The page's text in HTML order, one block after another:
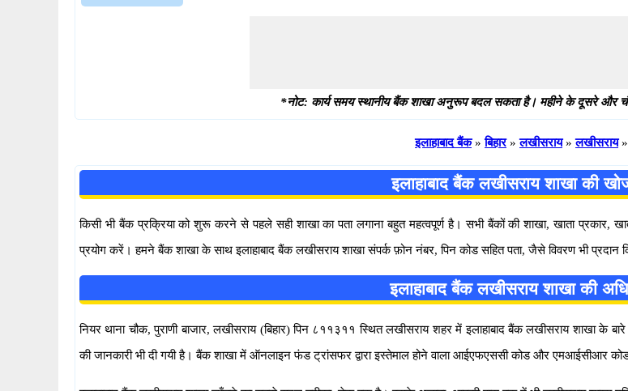
*नोट: कार्य समय स्थानीय बैंक शाखा अनुरूप बदल सकता है। महीने के दूसरे और
इलाहाबाद बैंक » बिहार » लखीसराय » लखीसराय »
इलाहाबाद बैंक लखीसराय शाखा की
किसी भी बैंक प्रक्रिया को शुरू करने से पहले सही शाखा का पता लगाना बहुत महत्वपूर्ण है। सभी बैंकों की शाखा, खाता
प्रयोग करें। हमने बैंक शाखा के साथ इलाहाबाद बैंक लखीसराय शाखा संपर्क फ़ोन नंबर, पिन कोड सहित पता, जैसे विवरण भी प्रदान
इलाहाबाद बैंक लखीसराय शाखा की
नियर थाना चौक, पुराणी बाजार, लखीसराय (बिहार) पिन ८११३११ स्थित लखीसराय शहर में इलाहाबाद बैंक लखीसराय शाखा के
की जानकारी भी दी गयी है। बैंक शाखा में ऑनलाइन फंड ट्रांसफर द्वारा इस्तेमाल होने वाला आईएफएससी कोड और एमआईसीआर